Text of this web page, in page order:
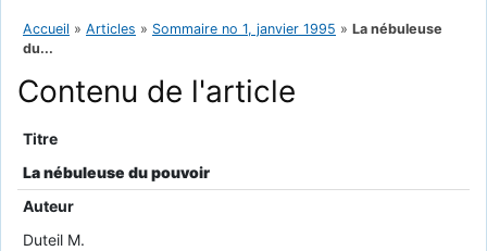
Accueil » Articles » Sommaire no 1, janvier 1995 » La nébuleuse
du...
Contenu de l'article
Titre
La nébuleuse du pouvoir
Auteur
Duteil M.